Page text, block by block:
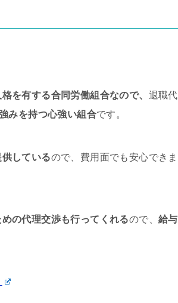
を有する合同労働組合なので、 退職代
みを持つ心強い組合です。
しているので、費用面でも安心できま
の代理交渉も行ってくれるので、給与